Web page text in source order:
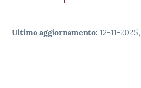
Ultimo aggiornamento: 12-11-2025,